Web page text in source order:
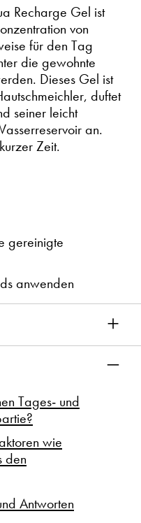
Recharge Gel ist
von
für den Tag
die gewohnte
Dieses Gel ist
duftet
seiner leicht
an.
Zeit.
gereinigte
anwenden
+
–
Tages- und
wie
den
Antworten